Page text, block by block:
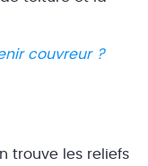
couvreur ?
trouve les reliefs